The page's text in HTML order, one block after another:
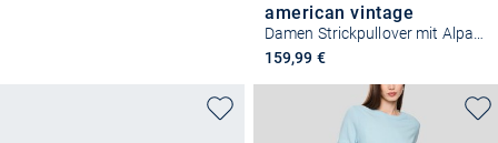
american vintage
159,99 €